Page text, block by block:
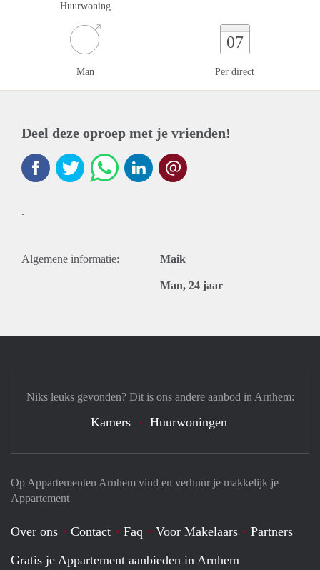
Huurwoning
Man
07
Per direct
Deel deze oproep met je vrienden!
.
Algemene informatie: Maik
Man, 24 jaar
Op Appartementen Arnhem vind en verhuur je makkelijk je
Appartement
Over ons Contact Faq Voor Makelaars
Partners
Gratis je Appartement aanbieden in Arnhem
Niks leuks gevonden? Dit is ons andere aanbod in Arnhem:
Kamers Huurwoningen